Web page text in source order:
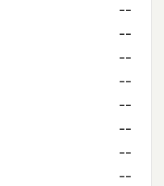
--
--
--
--
--
--
--
--